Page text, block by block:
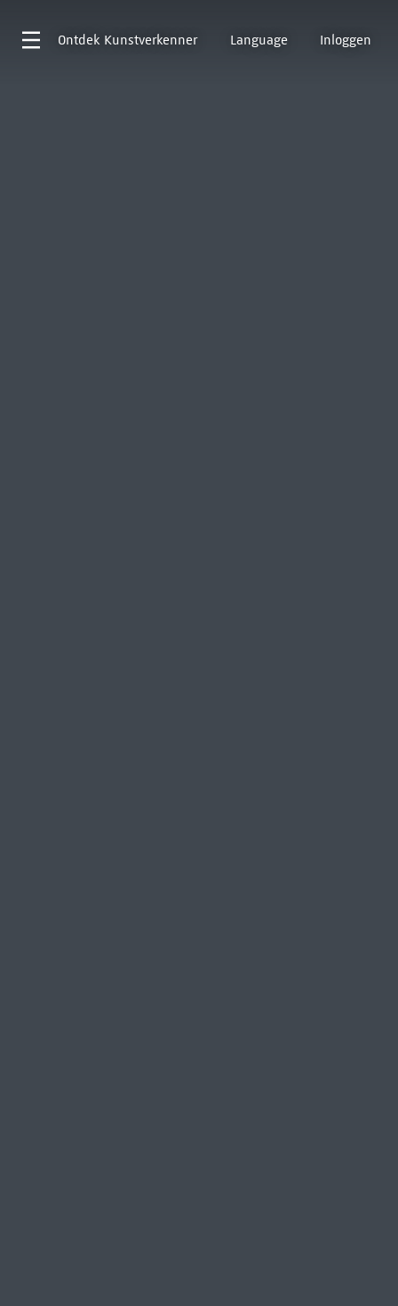
Ontdek Kunstverkenner Language Inloggen